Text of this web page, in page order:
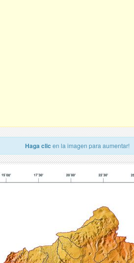
Haga clic en la imagen para aumentar!